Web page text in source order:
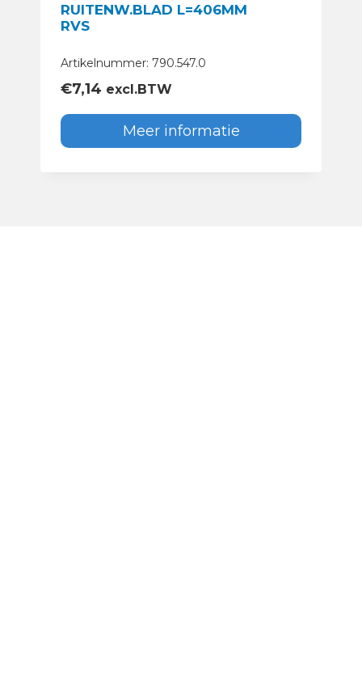
RUITENW.BLAD L=406MM
RVS
Artikelnummer: 790.547.0
€7,14 excl.BTW
Meer informatie